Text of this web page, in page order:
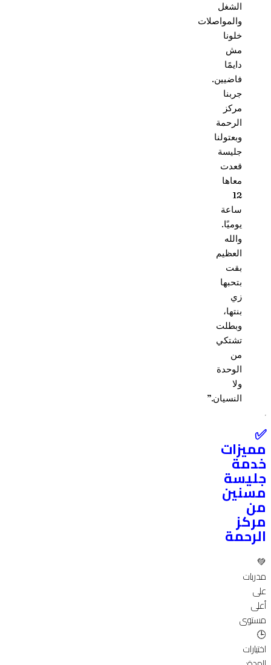
الشغل
والمواصلات
خلونا
مش
دايمًا
فاضيين.
جربنا
مركز
الرحمة
وبعتولنا
جليسة
قعدت
معاها
12
ساعة
يوميًا.
والله
العظيم
بقت
بتحبها
زي
بنتها،
وبطلت
تشتكي
من
الوحدة
ولا
النسيان.”
✅
مميزات
خدمة
جليسة
مسنين
من
مركز
الرحمة
💚
مدربات
على
أعلى
مستوى
🕒
اختيارات